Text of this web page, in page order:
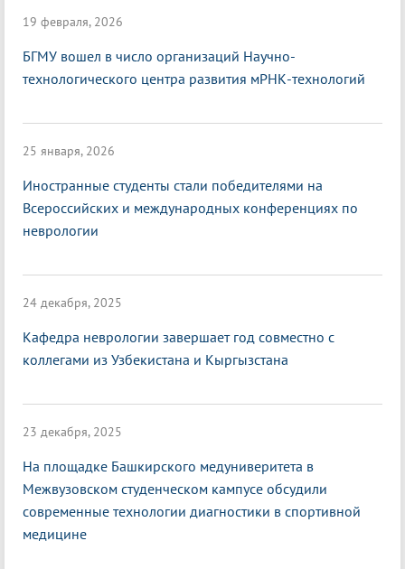
19 февраля, 2026
БГМУ вошел в число организаций Научно-
технологического центра развития мРНК-технологий
25 января, 2026
Иностранные студенты стали победителями на
Всероссийских и международных конференциях по
неврологии
24 декабря, 2025
Кафедра неврологии завершает год совместно с
коллегами из Узбекистана и Кыргызстана
23 декабря, 2025
На площадке Башкирского медуниверитета в
Межвузовском студенческом кампусе обсудили
современные технологии диагностики в спортивной
медицине